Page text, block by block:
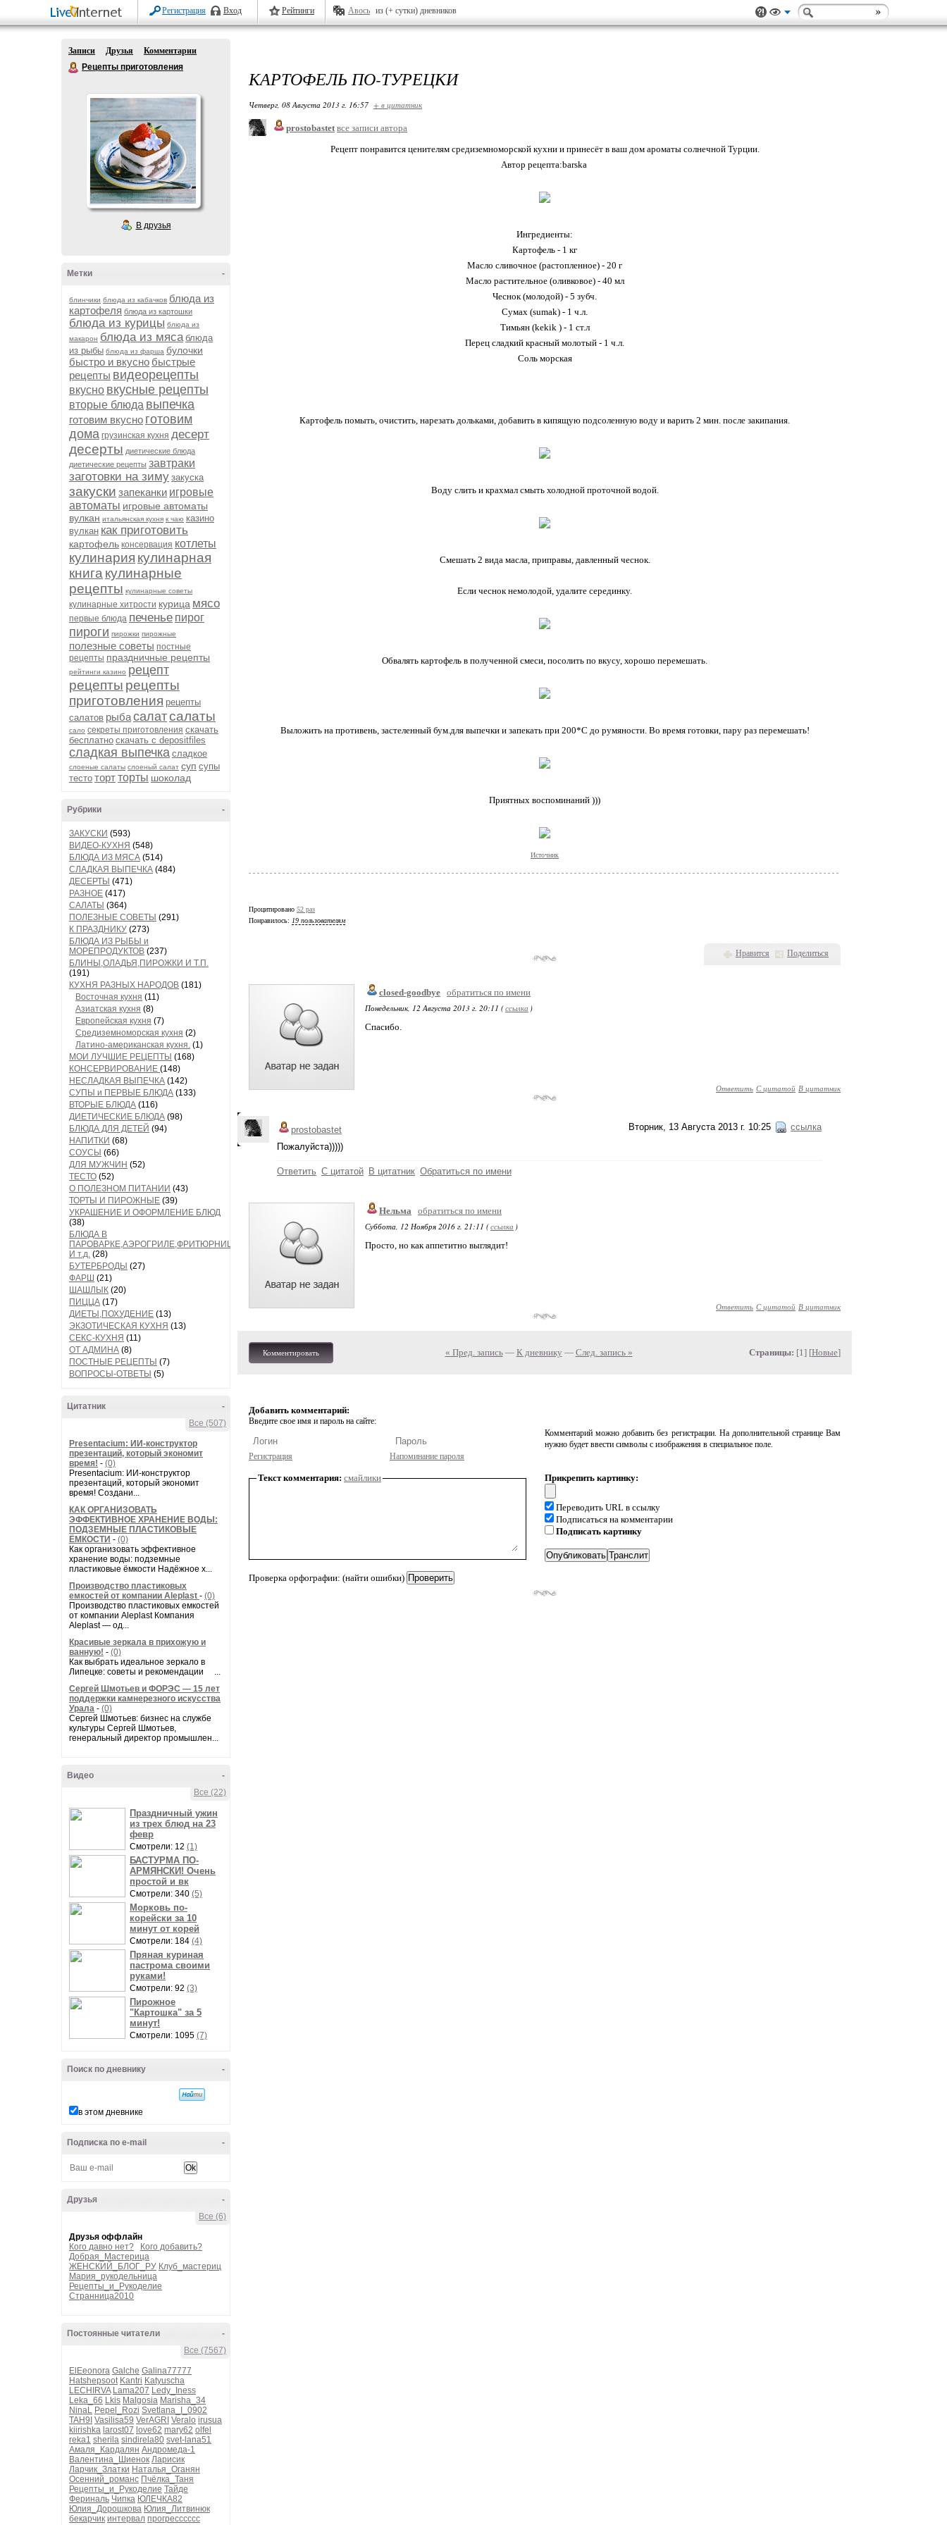
Регистрация Вход Рейтинги Авось из (+ сутки) дневников
Записи Друзья
Комментарии
Рецепты приготовления
В друзья
-
Метки
блинчики блюда из кабачков блюда из
картофеля блюда из картошки
блюда из курицы блюда из
макарон блюда из мяса блюда
из рыбы блюда из фарша булочки
быстро и вкусно быстрые
рецепты видеорецепты
вкусно вкусные рецепты
вторые блюда выпечка
готовим вкусно готовим
дома грузинская кухня десерт
десерты диетические блюда
диетические рецепты завтраки
заготовки на зиму закуска
закуски запеканки игровые
автоматы игровые автоматы
вулкан итальянская кухня к чаю казино
вулкан как приготовить
картофель консервация котлеты
кулинария кулинарная
книга кулинарные
рецепты кулинарные советы
кулинарные хитрости курица мясо
первые блюда печенье пирог
пироги пирожки пирожные
полезные советы постные
рецепты праздничные рецепты
рейтинги казино рецепт
рецепты рецепты
приготовления рецепты
салатов рыбасалатсалаты
сало секреты приготовления скачать
бесплатно скачать с depositfiles
сладкая выпечка сладкое
слоеные салаты слоеный салат суп супы
тесто тортторты шоколад
-
Рубрики
ЗАКУСКИ (593)
ВИДЕО-КУХНЯ (548)
БЛЮДА ИЗ МЯСА (514)
СЛАДКАЯ ВЫПЕЧКА (484)
ДЕСЕРТЫ (471)
РАЗНОЕ (417)
САЛАТЫ (364)
ПОЛЕЗНЫЕ СОВЕТЫ (291)
К ПРАЗДНИКУ (273)
БЛЮДА ИЗ РЫБЫ и
МОРЕПРОДУКТОВ (237)
БЛИНЫ,ОЛАДЬЯ,ПИРОЖКИ И Т.П.
(191)
КУХНЯ РАЗНЫХ НАРОДОВ (181)
Восточная кухня (11)
Азиатская кухня (8)
Европейская кухня (7)
Средиземноморская кухня (2)
Латино-американская кухня. (1)
МОИ ЛУЧШИЕ РЕЦЕПТЫ (168)
КОНСЕРВИРОВАНИЕ (148)
НЕСЛАДКАЯ ВЫПЕЧКА (142)
СУПЫ и ПЕРВЫЕ БЛЮДА (133)
ВТОРЫЕ БЛЮДА (116)
ДИЕТИЧЕСКИЕ БЛЮДА (98)
БЛЮДА ДЛЯ ДЕТЕЙ (94)
НАПИТКИ (68)
СОУСЫ (66)
ДЛЯ МУЖЧИН (52)
ТЕСТО (52)
О ПОЛЕЗНОМ ПИТАНИИ (43)
ТОРТЫ И ПИРОЖНЫЕ (39)
УКРАШЕНИЕ И ОФОРМЛЕНИЕ БЛЮД
(38)
БЛЮДА В
ПАРОВАРКЕ,АЭРОГРИЛЕ,ФРИТЮРНИЦЕ
И т.д. (28)
БУТЕРБРОДЫ (27)
ФАРШ (21)
ШАШЛЫК (20)
ПИЦЦА (17)
ДИЕТЫ,ПОХУДЕНИЕ (13)
ЭКЗОТИЧЕСКАЯ КУХНЯ (13)
СЕКС-КУХНЯ (11)
ОТ АДМИНА (8)
ПОСТНЫЕ РЕЦЕПТЫ (7)
ВОПРОСЫ-ОТВЕТЫ (5)
-
Цитатник
Все (507)
Presentacium: ИИ‑конструктор
презентаций, который экономит
время! - (0)
Presentacium: ИИ‑конструктор
презентаций, который экономит
время! Создани...
КАК ОРГАНИЗОВАТЬ
ЭФФЕКТИВНОЕ ХРАНЕНИЕ ВОДЫ:
ПОДЗЕМНЫЕ ПЛАСТИКОВЫЕ
ЁМКОСТИ - (0)
Как организовать эффективное
хранение воды: подземные
пластиковые ёмкости Надёжное х...
Производство пластиковых
емкостей от компании Aleplast - (0)
Производство пластиковых емкостей
от компании Aleplast Компания
Aleplast — од...
Красивые зеркала в прихожую и
ванную! - (0)
Как выбрать идеальное зеркало в
Липецке: советы и рекомендации ...
Сергей Шмотьев и ФОРЭС — 15 лет
поддержки камнерезного искусства
Урала - (0)
Сергей Шмотьев: бизнес на службе
культуры Сергей Шмотьев,
генеральный директор промышлен...
-
Видео
Все (22)
Праздничный ужин
из трех блюд на 23
февр
Смотрели: 12 (1)
БАСТУРМА ПО-
АРМЯНСКИ! Очень
простой и вк
Смотрели: 340 (5)
Морковь по-
корейски за 10
минут от корей
Смотрели: 184 (4)
Пряная куриная
пастрома своими
руками!
Смотрели: 92 (3)
Пирожное
"Картошка" за 5
минут!
Смотрели: 1095 (7)
-
Поиск по дневнику
в этом дневнике
-
Подписка по e-mail
-
Друзья
Все (6)
Друзья оффлайн
Кого давно нет?
Кого добавить?
Добрая_Мастерица
ЖЕНСКИЙ_БЛОГ_РУ Клуб_мастериц
Мария_рукодельница
Рецепты_и_Рукоделие
Странница2010
-
Постоянные читатели
Все (7567)
ElEeonora Galche Galina77777
Hatshepsoot Kantri Katyuscha
LECHIRVA Lama207 Ledy_Iness
Leka_66 Lkis Malgosia Marisha_34
NinaL Pepel_Rozi Svetlana_I_0902
TAH9I Vasilisa59 VerAGRI Veralo irusua
kiirishka larost07 love62 mary62 olfel
reka1 sherila sindirela80 svet-lana51
Амаля_Кардалян Андромеда-1
Валентина_Шиенок Ларисик
Ларчик_Златки Наталья_Оганян
Осенний_романс Пчёлка_Таня
Рецепты_и_Рукоделие Тайде
Фериналь Чипка ЮЛЕЧКА82
Юлия_Дорошкова Юлия_Литвинюк
бекарчик интервал прогресссссс
КАРТОФЕЛЬ ПО-ТУРЕЦКИ
Четверг, 08 Августа 2013 г. 16:57 + в цитатник
prostobastet все записи автора
Рецепт понравится ценителям средиземноморской кухни и принесёт в ваш дом ароматы солнечной Турции.
Автор рецепта:barska
Ингредиенты:
Картофель - 1 кг
Масло сливочное (растопленное) - 20 г
Масло растительное (оливковое) - 40 мл
Чеснок (молодой) - 5 зубч.
Сумах (sumak) - 1 ч.л.
Тимьян (kekik ) - 1 ст.л
Перец сладкий красный молотый - 1 ч.л.
Соль морская
Картофель помыть, очистить, нарезать дольками, добавить в кипящую подсоленную воду и варить 2 мин. после закипания.
Воду слить и крахмал смыть холодной проточной водой.
Смешать 2 вида масла, приправы, давленный чеснок.
Если чеснок немолодой, удалите серединку.
Обвалять картофель в полученной смеси, посолить по вкусу, хорошо перемешать.
Выложить на противень, застеленный бум.для выпечки и запекать при 200*С до румяности. Во время готовки, пару раз перемешать!
Приятных воспоминаний )))
Источник
Процитировано 52 раз
Понравилось: 19 пользователям
Нравится Поделиться
closed-goodbye обратиться по имени
Понедельник, 12 Августа 2013 г. 20:11 (ссылка )
Спасибо.
Ответить С цитатой В цитатник
Вторник, 13 Августа 2013 г. 10:25 ссылка
prostobastet
Пожалуйста)))))
Ответить С цитатой В цитатник Обратиться по имени
Нельма
обратиться по имени
Суббота, 12 Ноября 2016 г. 21:11 (ссылка )
Просто, но как аппетитно выглядит!
Ответить С цитатой В цитатник
Комментировать « Пред. запись— К дневнику — След. запись » Страницы: [1] [Новые]
Добавить комментарий:
Введите свое имя и пароль на сайте:
Регистрация Напоминание пароля
Комментарий можно добавить без регистрации. На дополнительной странице Вам
нужно будет ввести символы с изображения в специальное поле.
Текст комментария: смайлики
Проверка орфографии: (найти ошибки)
Прикрепить картинку:
Переводить URL в ссылку
Подписаться на комментарии
Подписать картинку